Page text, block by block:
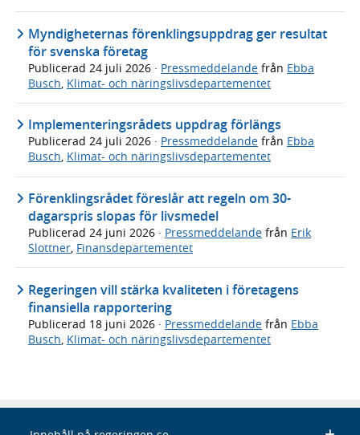
Myndigheternas förenklingsuppdrag ger resultat
för svenska företag
Publicerad 24 juli 2026 · Pressmeddelande från Ebba
Busch Klimat- och näringslivsdepartementet
Implementeringsrådets uppdrag förlängs
Publicerad 24 juli 2026 · Pressmeddelande från Ebba
Busch, Klimat- och näringslivsdepartementet
Förenklingsrådet föreslår att regeln om 30-
dagarspris slopas för livsmedel
Publicerad 24 juni 2026 · Pressmeddelande från Erik
Slottner, Finansdepartementet
Regeringen vill stärka kvaliteten i företagens
finansiella rapportering
Publicerad 18 juni 2026 · Pressmeddelande från Ebba
Busch Klimat- och näringslivsdepartementet